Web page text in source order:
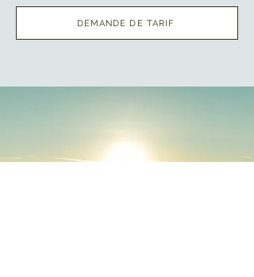
DEMANDE DE TARIF